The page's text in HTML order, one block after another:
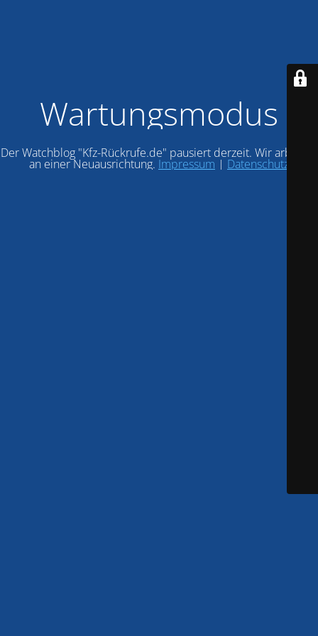
Wartungsmodus
Der Watchblog "Kfz-Rückrufe.de" pausiert derzeit. Wir arbeiten
an einer Neuausrichtung. Impressum | Datenschutz